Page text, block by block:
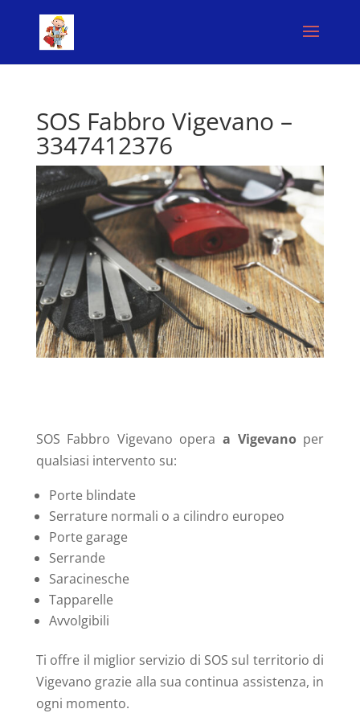
SOS Fabbro Vigevano –
3347412376
SOS Fabbro Vigevano opera a Vigevano per
qualsiasi intervento su:
Porte blindate
Serrature normali o a cilindro europeo
Porte garage
Serrande
Saracinesche
Tapparelle
Avvolgibili
Ti offre il miglior servizio di SOS sul territorio di
Vigevano grazie alla sua continua assistenza, in
ogni momento.